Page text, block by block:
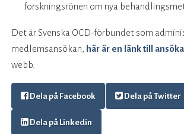
forskningsrönen om nya
Det är Svenska OCD-förbundet som
medlemsansökan, här är en länk till
webb.
Dela på Facebook Dela på Twitter
Dela på Linkedin